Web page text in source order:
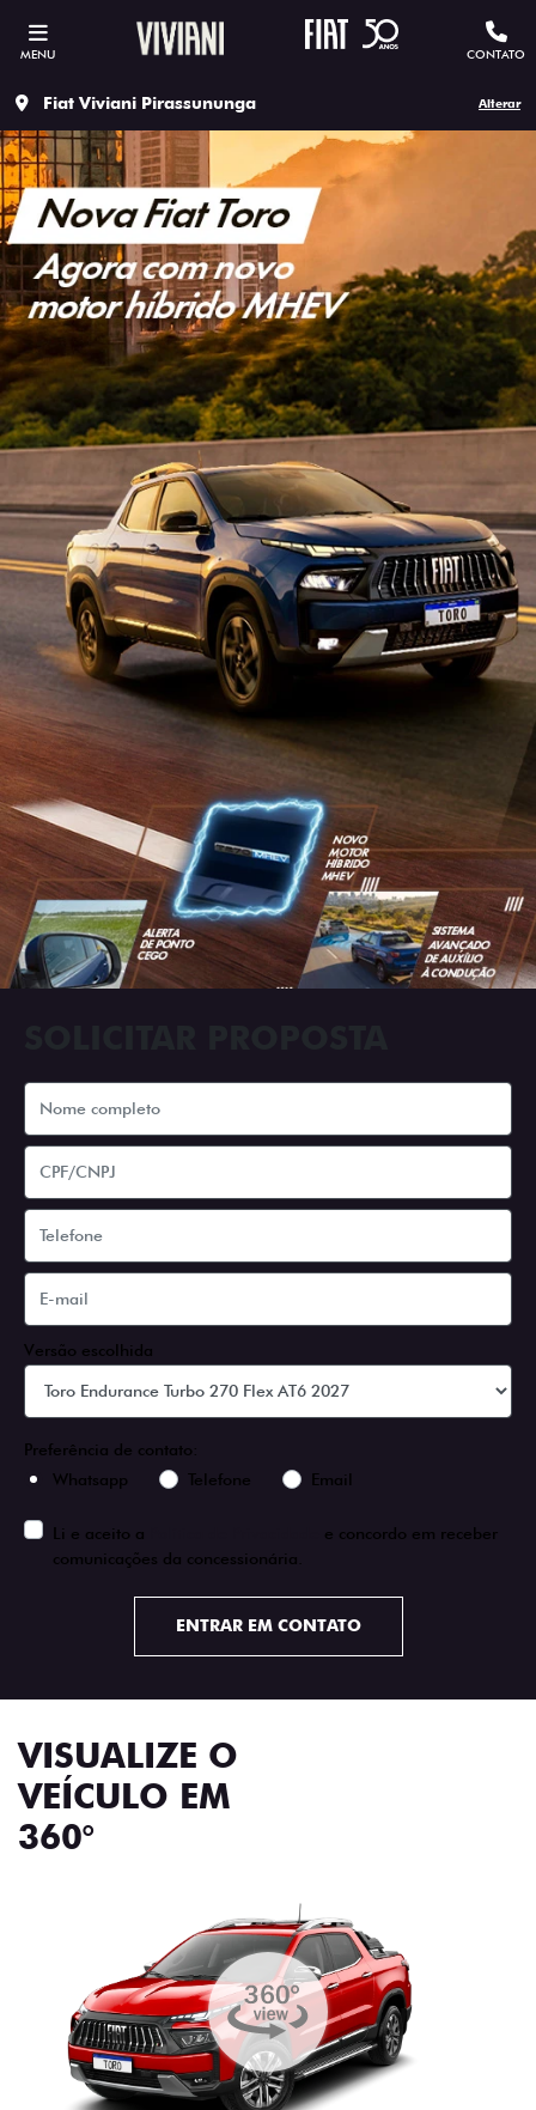
MENU CONTATO
Fiat Viviani Pirassununga Alterar
Versão escolhida
Preferência de contato:
Whatsapp
Telefone Email
Li e aceito a
e concordo em receber
comunicações da concessionária.
ENTRAR EM CONTATO
VISUALIZE O
VEÍCULO EM
360°